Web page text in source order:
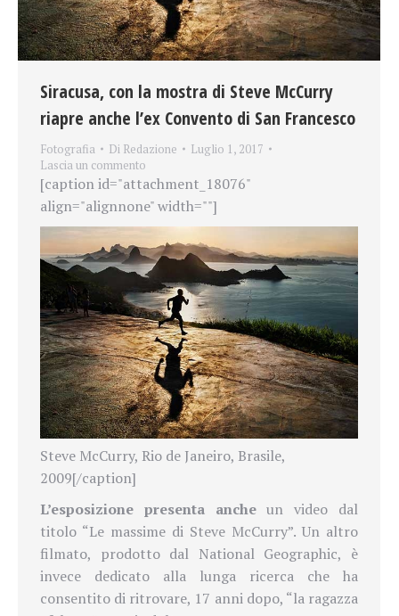
Siracusa, con la mostra di Steve McCurry
riapre anche l’ex Convento di San Francesco
Fotografia Di Redazione
Luglio 1, 2017
Lascia un commento
[caption id="attachment_18076"
align="alignnone" width=""]
Steve McCurry, Rio de Janeiro, Brasile,
2009[/caption]
L’esposizione presenta ancheun video dal
titolo “Le massime di Steve McCurry”. Un altro
filmato, prodotto dal National Geographic, è
invece dedicato alla lunga ricerca che ha
consentito di ritrovare, 17 anni dopo, “la ragazza